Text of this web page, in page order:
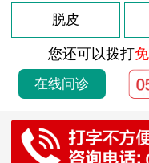
脱皮
您还可以拨打
在线问诊